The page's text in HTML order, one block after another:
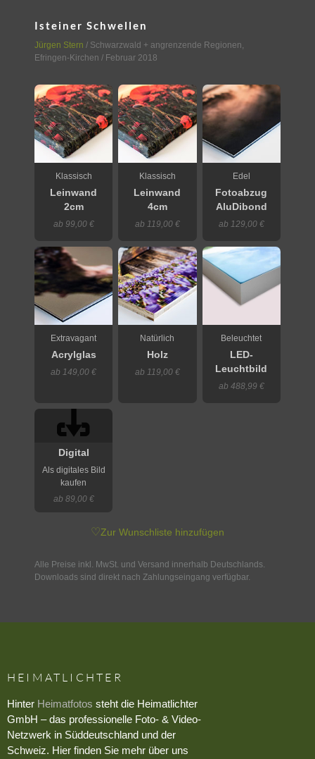
Isteiner Schwellen
Jürgen Stern / Schwarzwald + angrenzende Regionen
Efringen-Kirchen / Februar 2018
Klassisch
Leinwand
2cm
ab 99,00 €
Klassisch
Leinwand
4cm
ab 119,00 €
Edel
Fotoabzug
AluDibond
ab 129,00 €
Extravagant
Acrylglas
ab 149,00 €
Natürlich
Holz
ab 119,00 €
Beleuchtet
LED-
Leuchtbild
ab 488,99 €
Digital
Als digitales Bild
kaufen
ab 89,00 €
♡Zur Wunschliste hinzufügen
Alle Preise inkl. MwSt. und Versand innerhalb Deutschlands.
Downloads sind direkt nach Zahlungseingang verfügbar.
HEIMATLICHTER
Hinter Heimatfotos steht die Heimatlichter
GmbH – das professionelle Foto- & Video-
Netzwerk in Süddeutschland und der
Schweiz. Hier finden Sie mehr über uns